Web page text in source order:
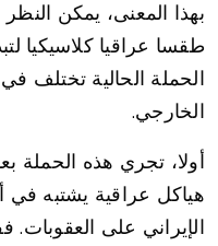
طقسا عراقيا كلاسيكيا
الحملة الحالية تختلف
الخارجي.
أولا، تجري هذه
هياكل عراقية يشتبه في
الإيراني على